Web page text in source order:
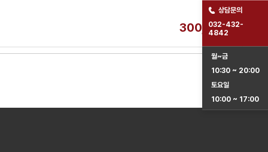
300,000원
상담문의
032-432-
4842
월~금
10:30 ~ 20:00
토요일
10:00 ~ 17:00